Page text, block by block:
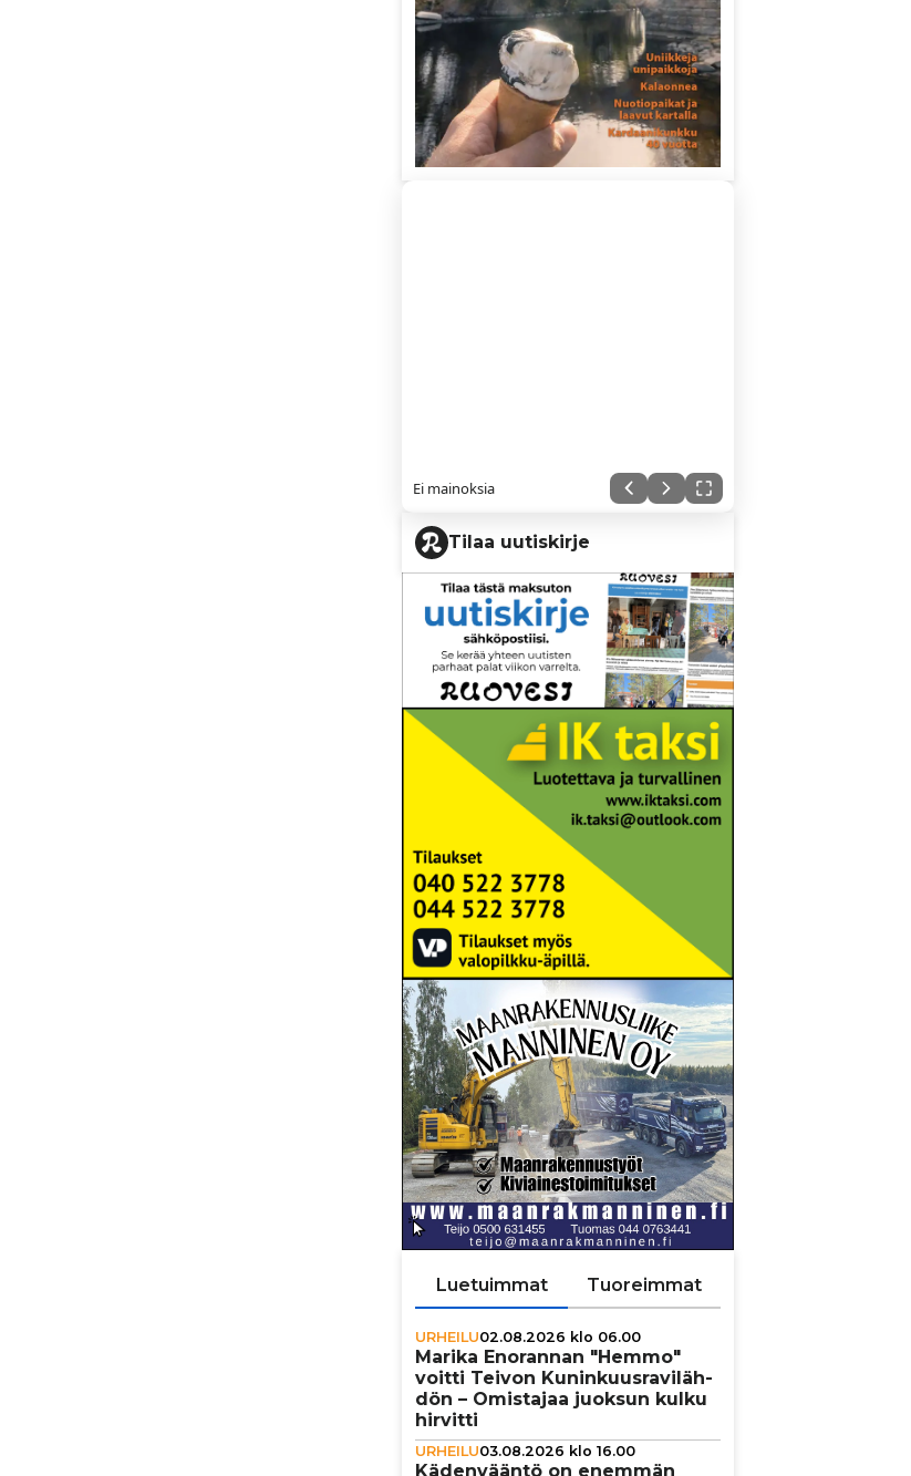
Ei mainoksia
Tilaa uutiskirje
Luetuimmat Tuoreimmat
URHEILU02.08.2026 klo 06.00
Marika Enorannan "Hemmo"
voitti Teivon Kunin­kuus­ra­vi­läh­
dön – Omistajaa juoksun kulku
hirvitti
URHEILU03.08.2026 klo 16.00
Käden­vääntö on enemmän